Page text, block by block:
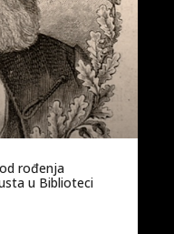
rođenja
u Biblioteci